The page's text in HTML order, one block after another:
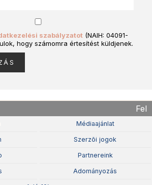
szabályzatot (NAIH: 04091-
hogy számomra értesítést küldjenek.
Fel
Médiaajánlat
Szerzõi jogok
Partnereink
Adományozás